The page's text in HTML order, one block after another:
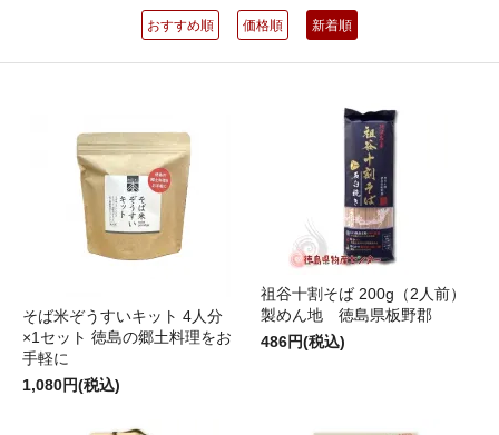
おすすめ順 価格順 新着順
そば米ぞうすいキット 4人分
×1セット 徳島の郷土料理をお
手軽に
1,080円(税込)
祖谷十割そば 200g（2人前）
製めん地 徳島県板野郡
486円(税込)